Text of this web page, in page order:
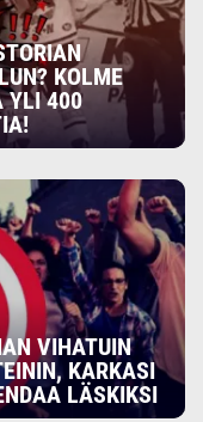
KOLME
YLI 400
VIHATUIN
KARKASI
LÄSKIKSI